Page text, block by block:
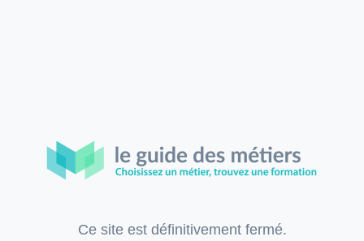
Ce site est définitivement fermé.